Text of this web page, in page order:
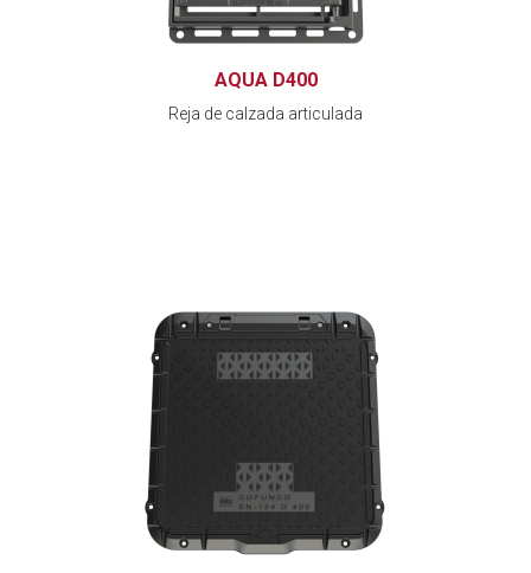
AQUA D400
Reja de calzada articulada